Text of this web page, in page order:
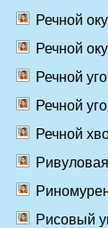
Речной
Речной
Речной
Речной
Речной
Рисовый